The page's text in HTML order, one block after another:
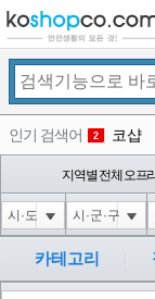
인기 검색어 2 코샵
3 익스
4
5 1-1
6 1-1);
지역별 전체 오프
카테고리